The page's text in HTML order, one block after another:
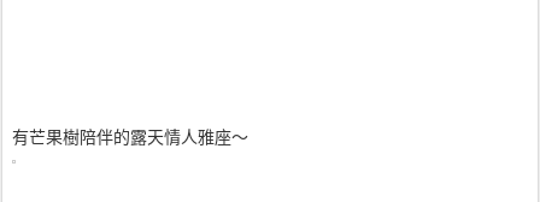
有芒果樹陪伴的露天情人雅座～